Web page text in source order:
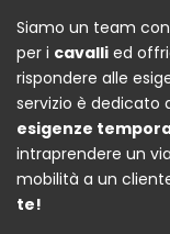
Siamo un team
per i cavalli ed
rispondere alle
servizio è dedicato
esigenze
intraprendere un
mobilità a un
te!